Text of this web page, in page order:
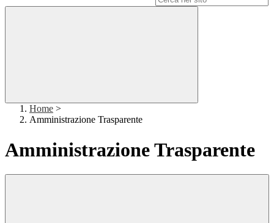
Home >
Amministrazione Trasparente
Amministrazione Trasparente